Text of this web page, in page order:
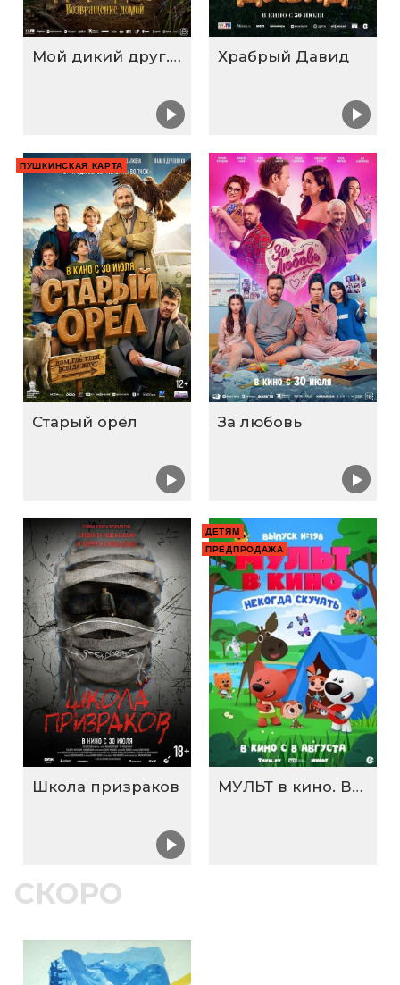
Мой дикий друг. Возвращение домой Храбрый Давид
ПУШКИНСКАЯ КАРТА
Старый орёл За любовь
Школа призраков
ДЕТЯМ
ПРЕДПРОДАЖА
МУЛЬТ в кино. Выпуск №198. Некогда скучать
СКОРО